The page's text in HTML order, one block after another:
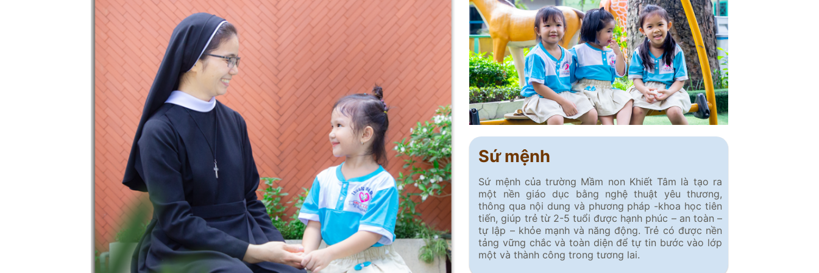
Sứ mệnh
Sứ mệnh của trường Mầm non Khiết Tâm là tạo ra
một nền giáo dục bằng nghệ thuật yêu thương,
thông qua nội dung và phương pháp -khoa học tiên
tiến, giúp trẻ từ 2-5 tuổi được hạnh phúc – an toàn –
tự lập – khỏe mạnh và năng động. Trẻ có được nền
tảng vững chắc và toàn diện để tự tin bước vào lớp
một và thành công trong tương lai.